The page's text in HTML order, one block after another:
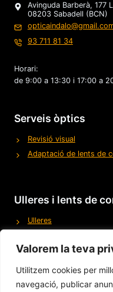
Valorem la teva
Utilitzem cookies per
navegació, publicar
Avinguda Barberà, 177
08203 Sabadell (BCN)
93 711 81 34
Horari:
de 9:00 a 13:30 i 17:00 a
Serveis òptics
Revisió visual
Adaptació de lents de
Ulleres i lents de
Ulleres
Lents de contacte